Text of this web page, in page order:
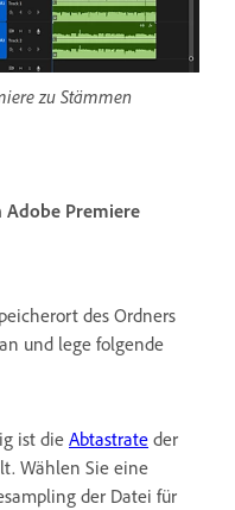
zu Stämmen
Adobe Premiere
des Ordners
und lege folgende
ist die Abtastrate der
Wählen Sie eine
der Datei für